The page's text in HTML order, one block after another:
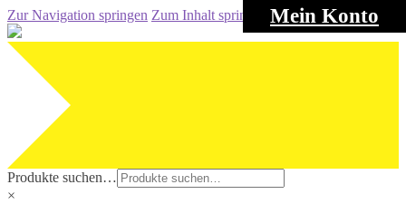
Mein Konto
Zur Navigation springen Zum Inhalt springen
Produkte suchen…
×